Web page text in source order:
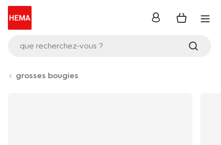
que recherchez-vous ?
se
grosses bougies